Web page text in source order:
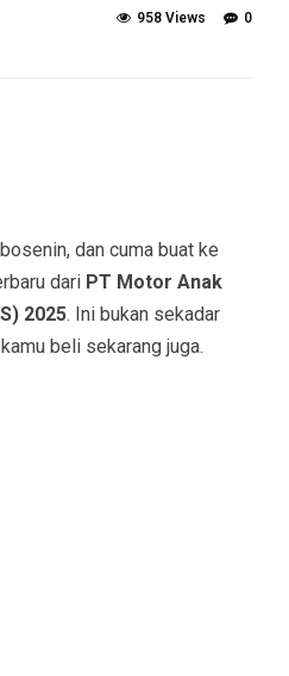
0
958 Views
dan cuma buat ke
dari PT Motor Anak
2025. Ini bukan sekadar
beli sekarang juga.